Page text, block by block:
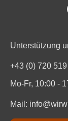
Unterstützung
+43 (0) 720
Mo-Fr, 10:00 -
Mail: